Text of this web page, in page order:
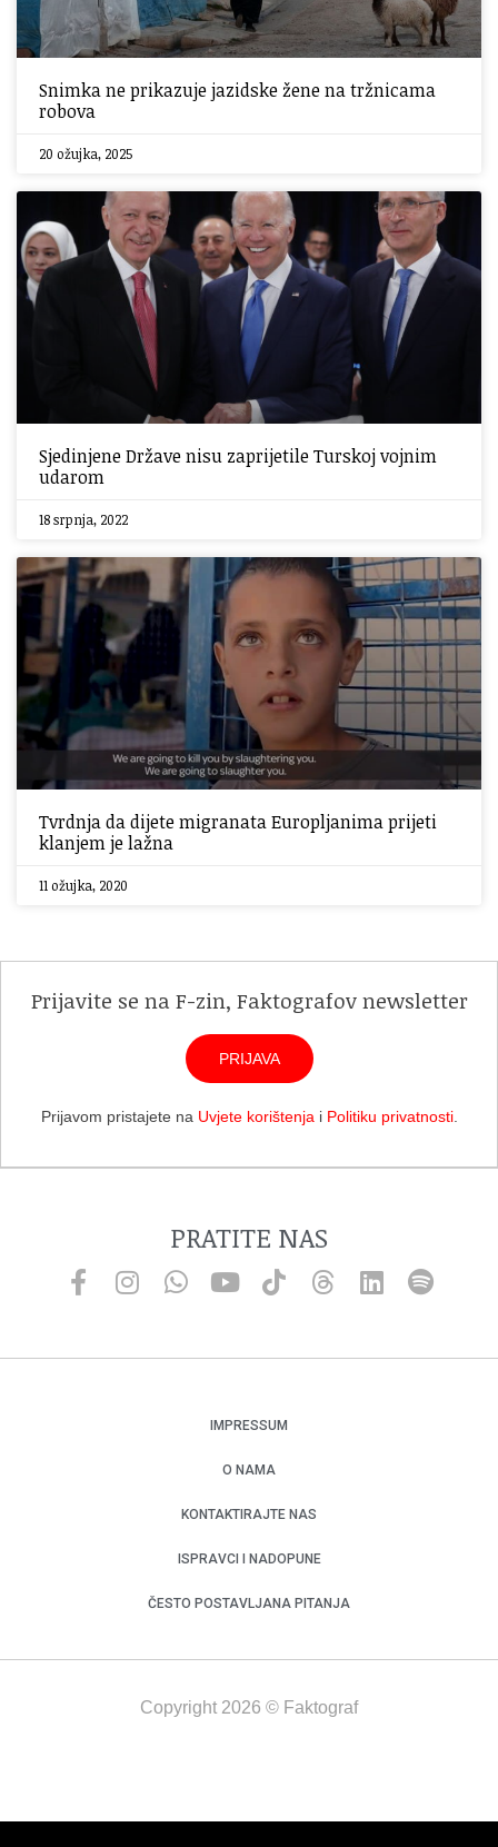
Snimka ne prikazuje jazidske žene na tržnicama
robova
20 ožujka, 2025
Sjedinjene Države nisu zaprijetile Turskoj vojnim
udarom
18 srpnja, 2022
Tvrdnja da dijete migranata Europljanima prijeti
klanjem je lažna
11 ožujka, 2020
Prijavite se na F-zin, Faktografov newsletter
PRIJAVA
Prijavom pristajete na Uvjete korištenja i Politiku privatnosti.
PRATITE NAS
IMPRESSUM
O NAMA
KONTAKTIRAJTE NAS
ISPRAVCI I NADOPUNE
ČESTO POSTAVLJANA PITANJA
Copyright 2026 © Faktograf